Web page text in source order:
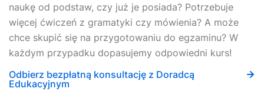
naukę od podstaw, czy już je posiada? Potrzebuje
więcej ćwiczeń z gramatyki czy mówienia? A może
chce skupić się na przygotowaniu do egzaminu? W
każdym przypadku dopasujemy odpowiedni kurs!
Odbierz bezpłatną konsultację z Doradcą
Edukacyjnym